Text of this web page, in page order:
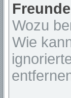
Wozu
Wie